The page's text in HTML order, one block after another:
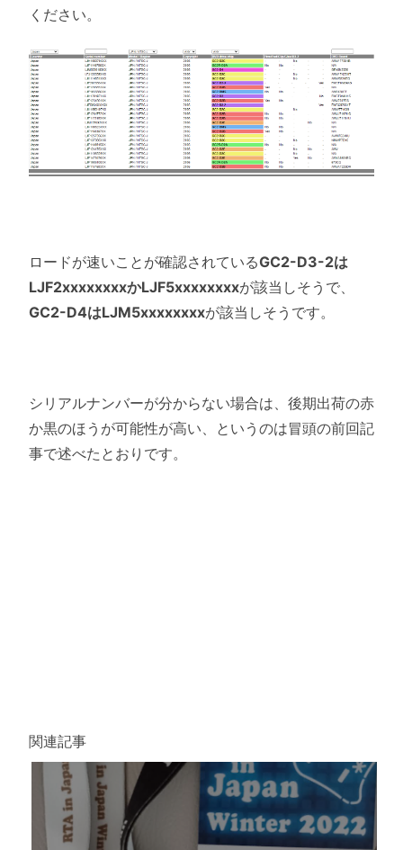
ください。
ロードが速いことが確認されているGC2-D3-2は
LJF2xxxxxxxxかLJF5xxxxxxxxが該当しそうで、
GC2-D4はLJM5xxxxxxxxが該当しそうです。
シリアルナンバーが分からない場合は、後期出荷の赤
か黒のほうが可能性が高い、というのは冒頭の前回記
事で述べたとおりです。
関連記事